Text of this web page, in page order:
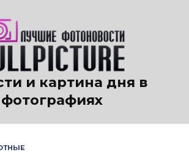
и картина дня в
фотографиях